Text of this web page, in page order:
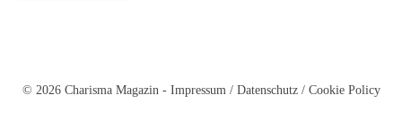
© 2026 Charisma Magazin - Impressum/ Datenschutz/ Cookie Policy